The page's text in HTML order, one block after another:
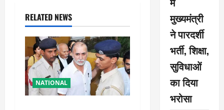
v
i
g
a
t
RELATED NEWS
NATIONAL
मुख्यमंत्री
ने पारदर्शी
भर्ती, शिक्षा,
सुविधाओं
का दिया
भरोसा